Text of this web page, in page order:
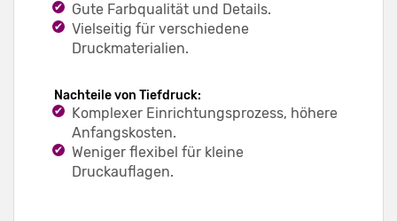
Gute Farbqualität und Details.
Vielseitig für verschiedene
Druckmaterialien.
Nachteile von Tiefdruck:
Komplexer Einrichtungsprozess, höhere
Anfangskosten.
Weniger flexibel für kleine
Druckauflagen.